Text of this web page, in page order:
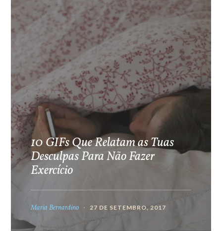
10 GIFs Que Relatam as Tuas
Desculpas Para Não Fazer
Exercício
Maria Bernardino 27 DE SETEMBRO, 2017